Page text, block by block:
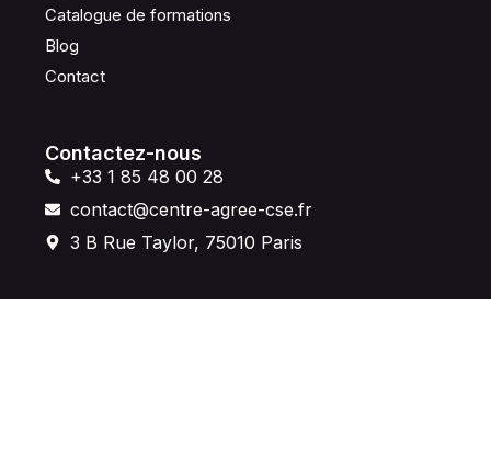
Catalogue de formations
Blog
Contact
Contactez-nous
+33 1 85 48 00 28
contact@centre-agree-cse.fr
3 B Rue Taylor, 75010 Paris